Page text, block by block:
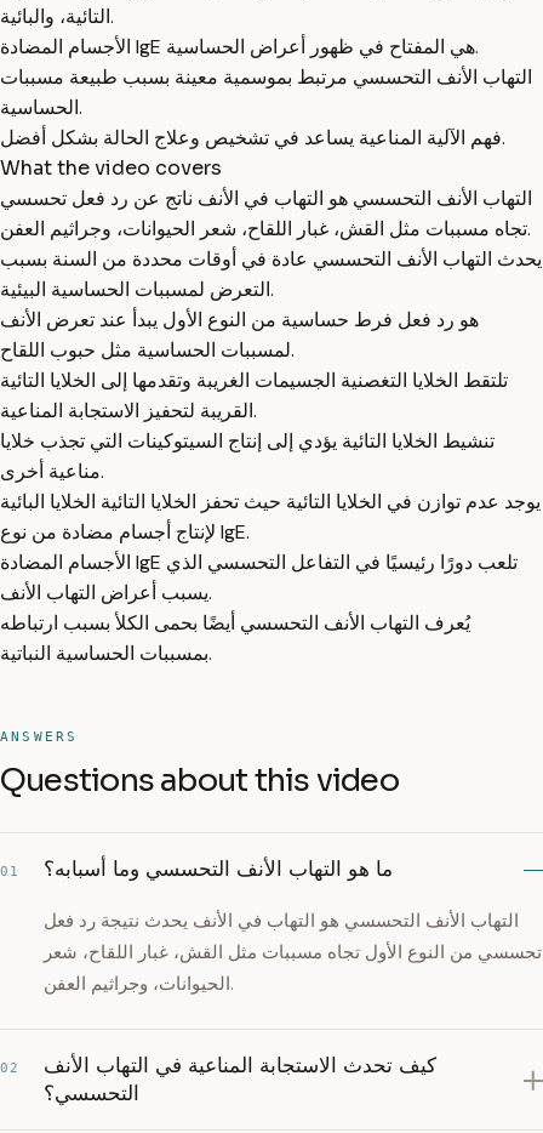
التائية، والبائية.
الأجسام المضادة IgE هي المفتاح في ظهور أعراض الحساسية.
التهاب الأنف التحسسي مرتبط بموسمية معينة بسبب طبيعة مسببات
الحساسية.
فهم الآلية المناعية يساعد في تشخيص وعلاج الحالة بشكل أفضل.
What the video covers
التهاب الأنف التحسسي هو التهاب في الأنف ناتج عن رد فعل تحسسي
تجاه مسببات مثل القش، غبار اللقاح، شعر الحيوانات، وجراثيم العفن.
يحدث التهاب الأنف التحسسي عادة في أوقات محددة من السنة بسبب
التعرض لمسببات الحساسية البيئية.
هو رد فعل فرط حساسية من النوع الأول يبدأ عند تعرض الأنف
لمسببات الحساسية مثل حبوب اللقاح.
تلتقط الخلايا التغصنية الجسيمات الغريبة وتقدمها إلى الخلايا التائية
القريبة لتحفيز الاستجابة المناعية.
تنشيط الخلايا التائية يؤدي إلى إنتاج السيتوكينات التي تجذب خلايا
مناعية أخرى.
يوجد عدم توازن في الخلايا التائية حيث تحفز الخلايا التائية الخلايا البائية
لإنتاج أجسام مضادة من نوع IgE.
الأجسام المضادة IgE تلعب دورًا رئيسيًا في التفاعل التحسسي الذي
يسبب أعراض التهاب الأنف.
يُعرف التهاب الأنف التحسسي أيضًا بحمى الكلأ بسبب ارتباطه
بمسببات الحساسية النباتية.
ANSWERS
Questions about this video
01 ما هو التهاب الأنف التحسسي وما أسبابه؟
التهاب الأنف التحسسي هو التهاب في الأنف يحدث نتيجة رد فعل
تحسسي من النوع الأول تجاه مسببات مثل القش، غبار اللقاح، شعر
الحيوانات، وجراثيم العفن.
02
كيف تحدث الاستجابة المناعية في التهاب الأنف
التحسسي؟